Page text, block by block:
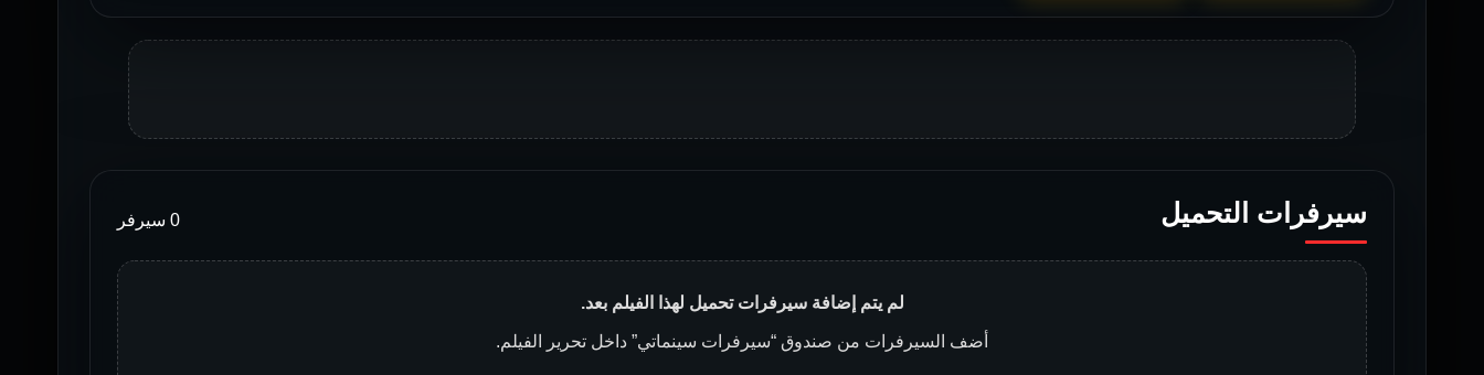
سيرفرات التحميل 0 سيرفر
لم يتم إضافة سيرفرات تحميل لهذا الفيلم بعد.
أضف السيرفرات من صندوق “سيرفرات سينماتي” داخل تحرير الفيلم.